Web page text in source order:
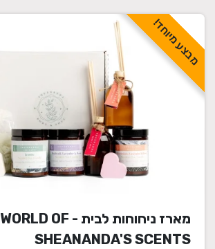
מבצע מיוחד!
מארז ניחוחות לבית - WORLD OF
SHEANANDA'S SCENTS